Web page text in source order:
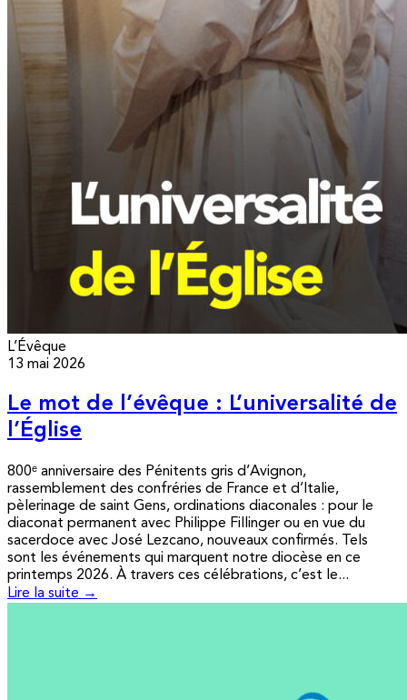
L’Évêque
13 mai 2026
Le mot de l’évêque : L’universalité de
l’Église
800ᵉ anniversaire des Pénitents gris d’Avignon,
rassemblement des confréries de France et d’Italie,
pèlerinage de saint Gens, ordinations diaconales : pour le
diaconat permanent avec Philippe Fillinger ou en vue du
sacerdoce avec José Lezcano, nouveaux confirmés. Tels
sont les événements qui marquent notre diocèse en ce
printemps 2026. À travers ces célébrations, c’est le...
Lire la suite →